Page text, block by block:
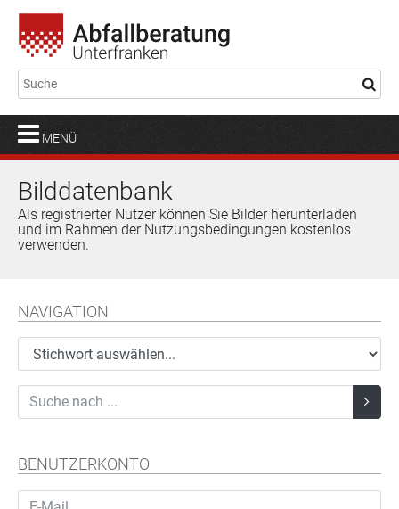
MENÜ
Bilddatenbank
Als registrierter Nutzer können Sie Bilder herunterladen
und im Rahmen der Nutzungsbedingungen kostenlos
verwenden.
NAVIGATION
BENUTZERKONTO